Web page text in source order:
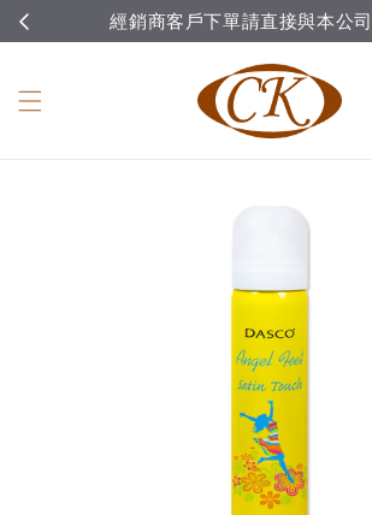
經銷商客戶下單請直接與本公司